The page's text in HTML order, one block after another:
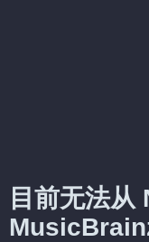
目前无法从